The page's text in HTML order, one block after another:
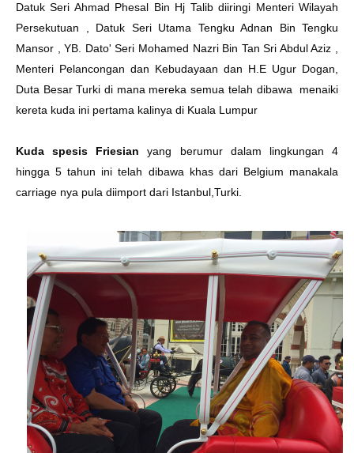
Datuk Seri Ahmad Phesal Bin Hj Talib diiringi Menteri Wilayah
Persekutuan , Datuk Seri Utama Tengku Adnan Bin Tengku
Mansor , YB. Dato' Seri Mohamed Nazri Bin Tan Sri Abdul Aziz ,
Menteri Pelancongan dan Kebudayaan dan H.E Ugur Dogan,
Duta Besar Turki di mana mereka semua telah dibawa menaiki
kereta kuda ini pertama kalinya di Kuala Lumpur
Kuda spesis Friesian yang berumur dalam lingkungan 4
hingga 5 tahun ini telah dibawa khas dari Belgium manakala
carriage nya pula diimport dari Istanbul,Turki.